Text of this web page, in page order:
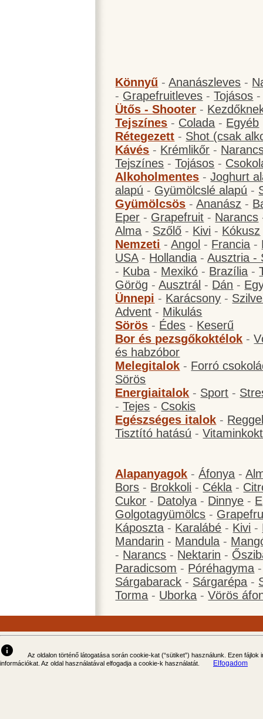
Könnyű -Ananászleves -
- Grapefruitleves -Tojásos
Ütős - Shooter -
Tejszínes - Colada - Egyéb
Rétegezett - Shot (csak
Kávés - Krémlikőr -
Tejszínes -Tojásos -
Alkoholmentes -Joghurt
alapú - Gyümölcslé alapú -
Gyümölcsös -Ananász -
Eper - Grapefruit - Narancs
Alma - Szőlő - Kivi - Kókusz
Nemzeti -Angol - Francia -
USA- Hollandia -Ausztria -
- Kuba - Mexikó - Brazília -
Görög -Ausztrál - Dán -
Ünnepi - Karácsony -
Advent - Mikulás
Sörös - Édes - Keserű
Bor és pezsgőkoktélok -
és habzóbor
Melegitalok - Forró
Sörös
Energiaitalok - Sport -
-Tejes - Csokis
Egészséges italok -
Tisztító hatású -
Alapanyagok -Áfonya -
Bors - Brokkoli - Cékla -
Cukor - Datolya - Dinnye -
Golgotagyümölcs -
Káposzta - Karalábé - Kivi -
Mandarin - Mandula -
- Narancs - Nektarin -
Paradicsom - Póréhagyma
Sárgabarack - Sárgarépa -
Torma - Uborka -Vörös
info
Az oldalon történő látogatása során cookie-kat (“sütiket”) használunk. Ezen
információkat. Az oldal használatával elfogadja a cookie-k használatát.
Elfogadom